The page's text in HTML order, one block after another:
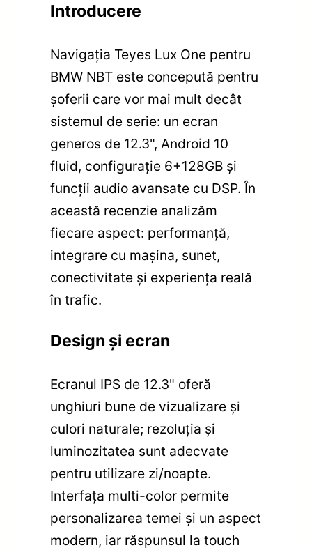
Introducere
Navigația Teyes Lux One pentru
BMW NBT este concepută pentru
șoferii care vor mai mult decât
sistemul de serie: un ecran
generos de 12.3", Android 10
fluid, configurație 6+128GB și
funcții audio avansate cu DSP. În
această recenzie analizăm
fiecare aspect: performanță,
integrare cu mașina, sunet,
conectivitate și experiența reală
în trafic.
Design și ecran
Ecranul IPS de 12.3" oferă
unghiuri bune de vizualizare și
culori naturale; rezoluția și
luminozitatea sunt adecvate
pentru utilizare zi/noapte.
Interfața multi-color permite
personalizarea temei și un aspect
modern, iar răspunsul la touch